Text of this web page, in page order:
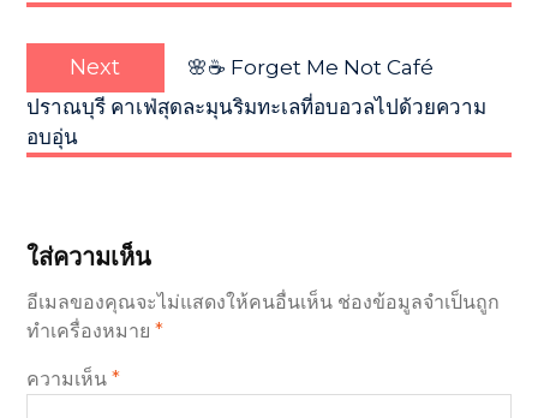
Next
Next
post:
🌸☕ Forget Me Not Café
ปราณบุรี คาเฟ่สุดละมุนริมทะเลที่อบอวลไปด้วยความ
อบอุ่น
ใส่ความเห็น
อีเมลของคุณจะไม่แสดงให้คนอื่นเห็น ช่องข้อมูลจำเป็นถูก
ทำเครื่องหมาย *
ความเห็น *